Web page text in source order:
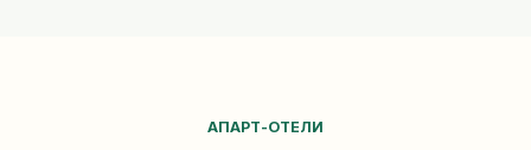
АПАРТ-ОТЕЛИ